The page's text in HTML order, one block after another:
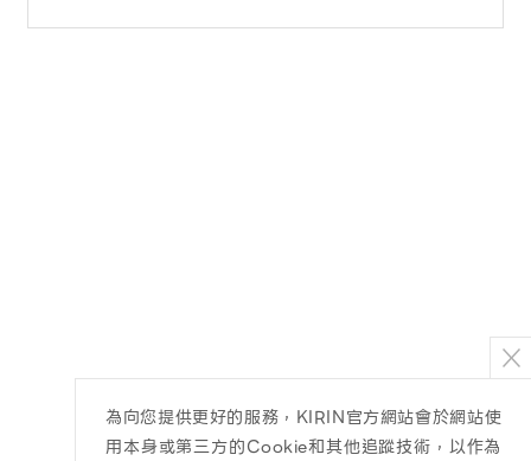
為向您提供更好的服務，KIRIN官方網站會於網站使
用本身或第三方的Cookie和其他追蹤技術，以作為